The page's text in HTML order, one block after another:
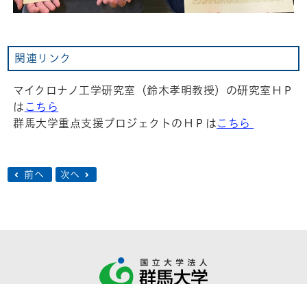
関連リンク
マイクロナノ工学研究室（鈴木孝明教授）の研究室ＨＰ
は こちら
群馬大学重点支援プロジェクトのＨＰはこちら
前へ 次へ